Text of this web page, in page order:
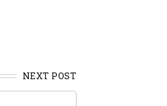
NEXT POST